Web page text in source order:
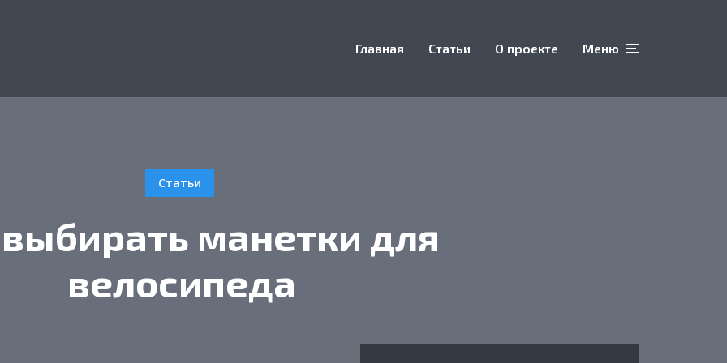
Главная Статьи О проекте Меню
Статьи
манетки для
велосипеда